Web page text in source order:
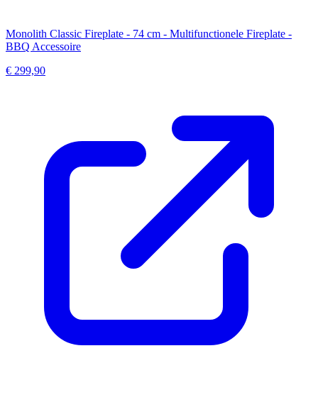
Monolith Classic Fireplate - 74 cm - Multifunctionele Fireplate -
BBQ Accessoire
€ 299,90